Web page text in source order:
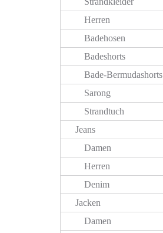
Herren
Badehosen
Badeshorts
Bade-Bermudashorts
Sarong
Strandtuch
Jeans
Damen
Herren
Denim
Jacken
Damen